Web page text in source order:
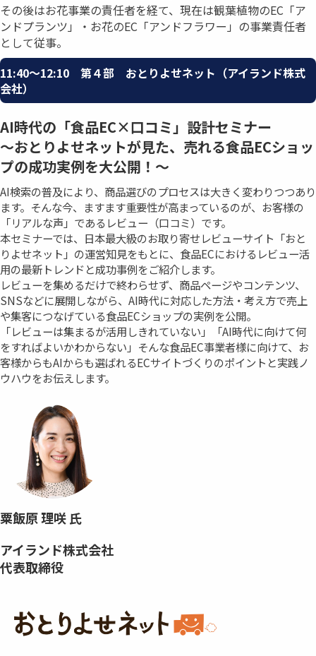
その後はお花事業の責任者を経て、現在は観葉植物のEC「ア
ンドプランツ」・お花のEC「アンドフラワー」の事業責任者
として従事。
11:40〜12:10 第４部 おとりよせネット（アイランド株式
会社）
AI時代の「食品EC×口コミ」設計セミナー
～おとりよせネットが見た、売れる食品ECショッ
プの成功実例を大公開！～
AI検索の普及により、商品選びのプロセスは大きく変わりつつあり
ます。そんな今、ますます重要性が高まっているのが、お客様の
「リアルな声」であるレビュー（口コミ）です。
本セミナーでは、日本最大級のお取り寄せレビューサイト「おと
りよせネット」の運営知見をもとに、食品ECにおけるレビュー活
用の最新トレンドと成功事例をご紹介します。
レビューを集めるだけで終わらせず、商品ページやコンテンツ、
SNSなどに展開しながら、AI時代に対応した方法・考え方で売上
や集客につなげている食品ECショップの実例を公開。
「レビューは集まるが活用しきれていない」「AI時代に向けて何
をすればよいかわからない」そんな食品EC事業者様に向けて、お
客様からもAIからも選ばれるECサイトづくりのポイントと実践ノ
ウハウをお伝えします。
粟飯原 理咲 氏
アイランド株式会社
代表取締役